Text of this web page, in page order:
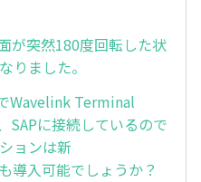
が突然180度回転した状
りました。
Wavelink Terminal
に接続しているので
ョンは新
導入可能でしょうか？